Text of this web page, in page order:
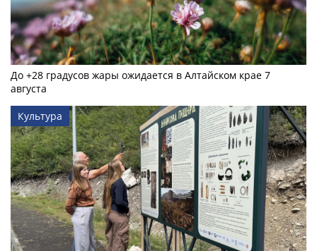
До +28 градусов жары ожидается в Алтайском крае 7
августа
Культура